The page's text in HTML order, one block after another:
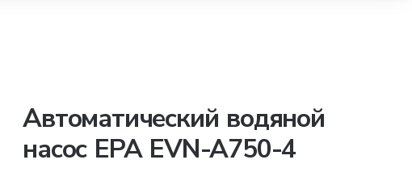
Автоматический водяной
насос EPA EVN-A750-4